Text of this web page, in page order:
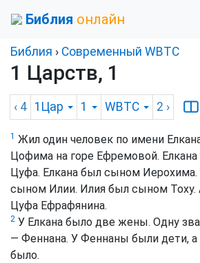
Библия онлайн
Библия › Cовременный WBTC
1 Царств, 1
‹ 4 1Цар 1 WBTC 2 ›
1 Жил один человек по имени
Цофима на горе Ефремовой.
Цуфа. Елкана был сыном
сыном Илии. Илия был сыном
Цуфа Ефрафянина.
2 У Елкана было две жены. Одну
— Феннана. У Феннаны были дети,
было.